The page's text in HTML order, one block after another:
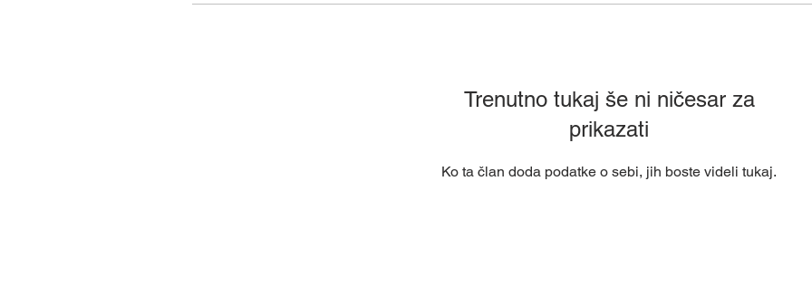
Trenutno tukaj še ni ničesar za
prikazati
Ko ta član doda podatke o sebi, jih boste videli tukaj.